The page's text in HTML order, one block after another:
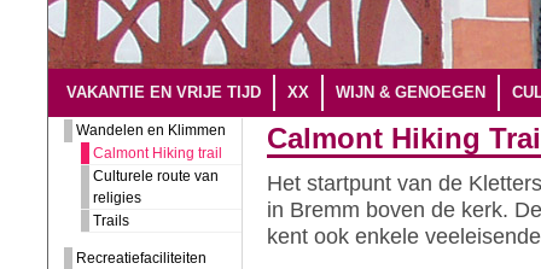
VAKANTIE EN VRIJE TIJD XX WIJN & GENOEGEN
Wandelen en Klimmen
Calmont Hiking trail
Culturele route van
religies
Trails
Recreatiefaciliteiten
Calmont Hiking
Het startpunt van de
in Bremm boven de kerk.
kent ook enkele